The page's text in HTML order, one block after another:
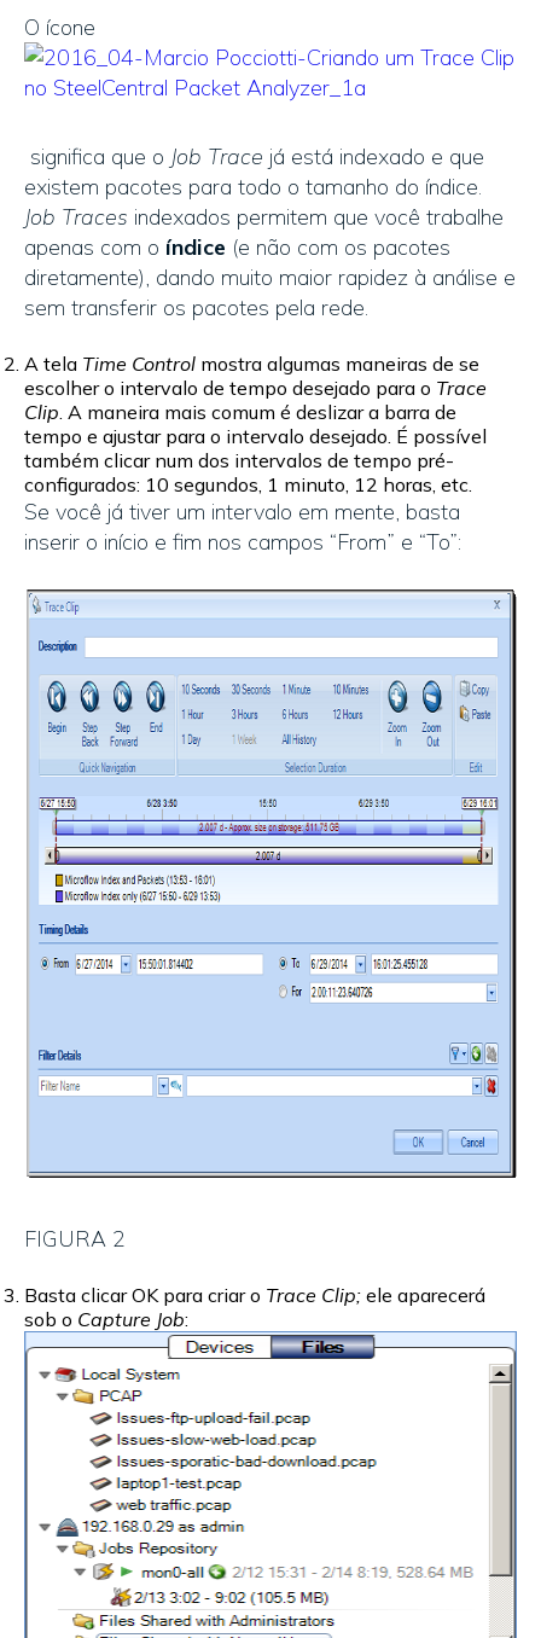
O ícone
significa que o Job Trace já está indexado e que
existem pacotes para todo o tamanho do índice.
Job Traces indexados permitem que você trabalhe
apenas com o índice (e não com os pacotes
diretamente), dando muito maior rapidez à análise e
sem transferir os pacotes pela rede.
A tela Time Control mostra algumas maneiras de se
escolher o intervalo de tempo desejado para o Trace
Clip. A maneira mais comum é deslizar a barra de
tempo e ajustar para o intervalo desejado. É possível
também clicar num dos intervalos de tempo pré-
configurados: 10 segundos, 1 minuto, 12 horas, etc.
Se você já tiver um intervalo em mente, basta
inserir o início e fim nos campos “From” e “To”:
FIGURA 2
Basta clicar OK para criar o Trace Clip; ele aparecerá
sob o Capture Job: